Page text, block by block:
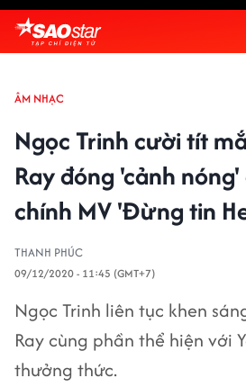
ÂM NHẠC
Ngọc Trinh cười tít
Ray đóng 'cảnh
chính MV 'Đừng tin
THANH PHÚC
09/12/2020 - 11:45 (GMT+7)
Ngọc Trinh liên tục khen
Ray cùng phần thể hiện với
thưởng thức.